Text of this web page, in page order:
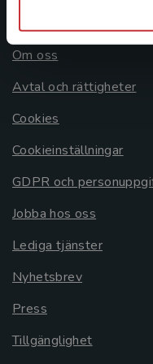
Om oss
Avtal och rättigheter
Cookies
Cookieinställningar
GDPR och
Jobba hos oss
Lediga tjänster
Nyhetsbrev
Press
Tillgänglighet